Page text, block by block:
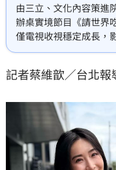
由三立、文化內容策進
辦桌實境節目《請世界
僅電視收視穩定成長，
觀看表現亮眼，上線後
再掀熱議，許多觀眾直
記者蔡維歆／台北報